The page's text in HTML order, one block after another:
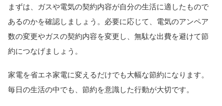
まずは、ガスや電気の契約内容が自分の生活に適したもので
あるのかを確認しましょう。必要に応じて、電気のアンペア
数の変更やガスの契約内容を変更し、無駄な出費を避けて節
約につなげましょう。
家電を省エネ家電に変えるだけでも大幅な節約になります。
毎日の生活の中でも、節約を意識した行動が大切です。